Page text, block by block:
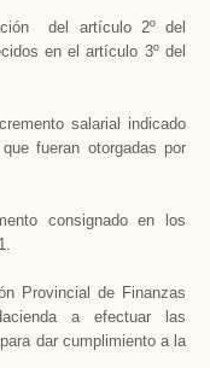
del artículo 2º del
en el artículo 3º del
salarial indicado
fueran otorgadas por
consignado en los
Provincial de Finanzas
a efectuar las
dar cumplimiento a la